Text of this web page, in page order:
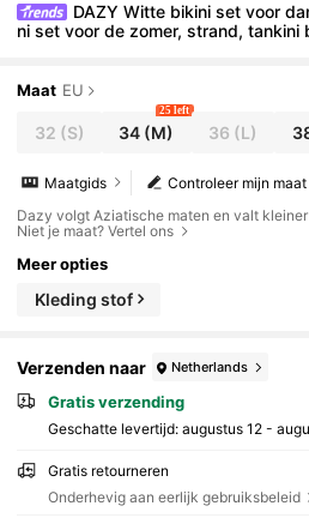
DAZY Witte bikini set voor
ni set voor de zomer, strand, tankini
Maat EU
32 (S) 34 (M)
25 left
36 (L)
Controleer mijn maat
Maatgids
Dazy volgt Aziatische maten en valt kleiner
Niet je maat? Vertel ons
Meer opties
Kleding stof
Verzenden naar Netherlands
Gratis verzending
Geschatte levertijd: augustus 12 -
Gratis retourneren
Onderhevig aan eerlijk gebruiksbeleid